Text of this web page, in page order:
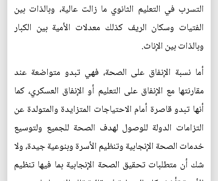
التسرب في التعليم الثانوي ما زالت عالية، وبالذات بين
الفتيات وسكان الريف كذلك معدلات الأمية بين الكبار
وبالذات بين الإناث.
أما نسبة الإنفاق على الصحة، فهي تبدو متواضعة عند
مقارنتها مع الإنفاق على التعليم أو الإنفاق العسكري، كما
أنها تبدو قاصرة أمام الاحتياجات المتزايدة والمتولدة عن
التزامات الدولة للوصول لهدف الصحة للجميع ولتوسيع
خدمات الصحة الإنجابية وتنظيم الأسرة وبنوعية جيدة، ولا
شك أن متطلبات تحقيق الصحة الإنجابية بما فيها تنظيم